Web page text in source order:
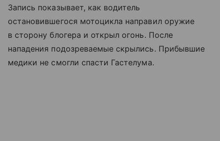
Запись показывает, как водитель
остановившегося мотоцикла направил оружие
в сторону блогера и открыл огонь. После
нападения подозреваемые скрылись. Прибывшие
медики не смогли спасти Гастелума.